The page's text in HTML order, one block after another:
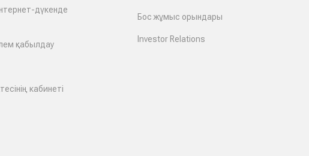
дүкенде
қабылдау
кабинеті
Бос жұмыс орындары
Investor Relations